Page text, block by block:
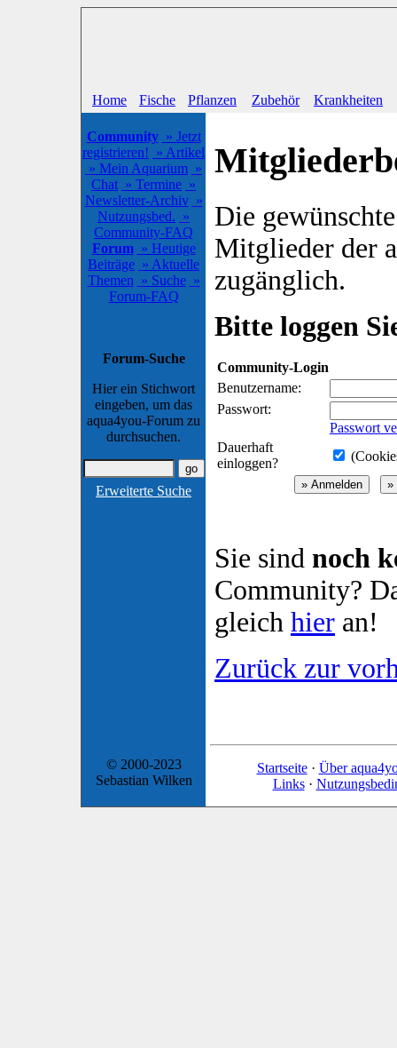
Home Fische Pflanzen Zubehör Krankheiten
Community » Jetzt
registrieren! » Artikel
» Mein Aquarium »
Chat » Termine »
Newsletter-Archiv »
Nutzungsbed. »
Community-FAQ
Forum » Heutige
Beiträge » Aktuelle
Themen » Suche »
Forum-FAQ
Forum-Suche
Hier ein Stichwort
eingeben, um das
aqua4you-Forum zu
durchsuchen.
Erweiterte Suche
Die
Mitglieder der
zugänglich.
Bitte loggen
Community-Login
Benutzername:
Passwort:
Passwort
Dauerhaft
einloggen?
Sie sind noch
Community?
gleich hier an!
Zurück zur
© 2000-2023
Sebastian Wilken
Startseite· Über
Links·